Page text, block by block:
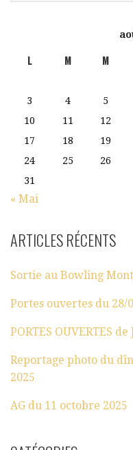
L M M
3
4 5
10
11 12
17
18 19
24
25 26
31
« Mai
ARTICLES RÉCENTS
Sortie au Bowling
Portes ouvertes du 28/
PORTES OUVERTES
Reportage photo du
2025
AG du 11 octobre 2025